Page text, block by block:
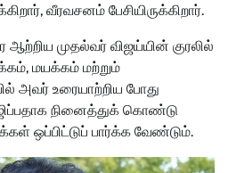
வீரவசனம் பேசியிருக்கிறார்.
ஆற்றிய முதல்வர் விஜய்யின் குரலில்
மயக்கம் மற்றும்
அவர் உரையாற்றிய போது
நினைத்துக் கொண்டு
ஒப்பிட்டுப் பார்க்க வேண்டும்.